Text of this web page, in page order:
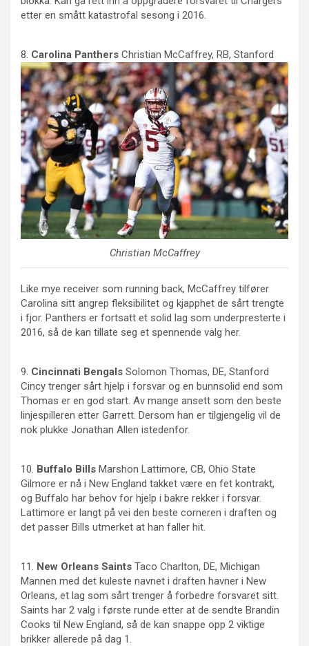
etter en smått katastrofal sesong i 2016.
8. Carolina Panthers Christian McCaffrey, RB, Stanford
Christian McCaffrey
Like mye receiver som running back, McCaffrey tilfører
Carolina sitt angrep fleksibilitet og kjapphet de sårt trengte
i fjor. Panthers er fortsatt et solid lag som underpresterte i
2016, så de kan tillate seg et spennende valg her.
9. Cincinnati Bengals Solomon Thomas, DE, Stanford
Cincy trenger sårt hjelp i forsvar og en bunnsolid end som
Thomas er en god start. Av mange ansett som den beste
linjespilleren etter Garrett. Dersom han er tilgjengelig vil de
nok plukke Jonathan Allen istedenfor.
10. Buffalo Bills Marshon Lattimore, CB, Ohio State
Gilmore er nå i New England takket være en fet kontrakt,
og Buffalo har behov for hjelp i bakre rekker i forsvar.
Lattimore er langt på vei den beste corneren i draften og
det passer Bills utmerket at han faller hit.
11. New Orleans Saints Taco Charlton, DE, Michigan
Mannen med det kuleste navnet i draften havner i New
Orleans, et lag som sårt trenger å forbedre forsvaret sitt.
Saints har 2 valg i første runde etter at de sendte Brandin
Cooks til New England, så de kan snappe opp 2 viktige
brikker allerede på dag 1.